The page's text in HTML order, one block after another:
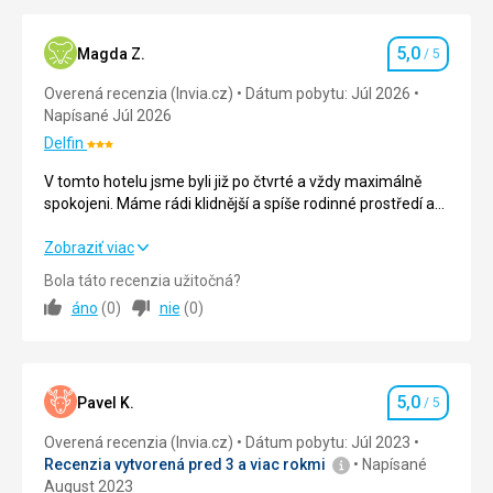
Hodnotenie
Magda Z. Hodnotenie
5,0 / 5
Overená recenzia (Invia.cz)
Dátum pobytu: Júl 2026
Napísané Júl 2026
DelfinHodnotenie:
3/5
V tomto hotelu jsme byli již po čtvrté a vždy maximálně
spokojeni. Máme rádi klidnější a spíše rodinné prostředí a
V tomto hotelu jsme byli již po čtvrté a vždy maximálně
to tento menší hotel splňuje.
Okolie 5,0/ 5
Služby 5,0
Zobraziť viac
Bola táto recenzia užitočná?
áno (0) nie (0)
Pavel K. Hodnotenie
5,0 / 5
Overená recenzia (Invia.cz)
Dátum pobytu: Júl 2023
Recenzia vytvorená pred 3 a viac rokmi
Napísané
August 2023